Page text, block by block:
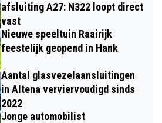
afsluiting A27: N322 loopt direct
vast
Nieuwe speeltuin Raairijk
feestelijk geopend in Hank
Aantal glasvezelaansluitingen
in Altena verviervoudigd sinds
2022
Jonge automobilist